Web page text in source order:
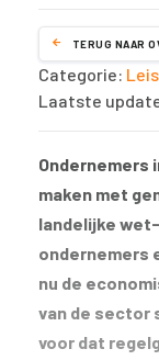
TERUG NAAR
Categorie:
Laatste
Ondernemers
maken met
landelijke
ondernemers
nu de
van de sector
voor dat